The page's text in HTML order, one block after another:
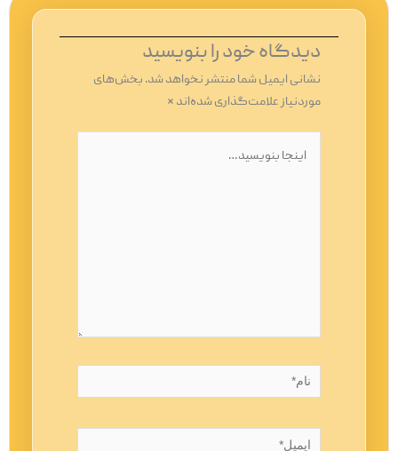
دیدگاه‌ خود را بنویسید
نشانی ایمیل شما منتشر نخواهد شد.بخش‌های
موردنیاز علامت‌گذاری شده‌اند*
بنویسید…
نام*
ایمیل*